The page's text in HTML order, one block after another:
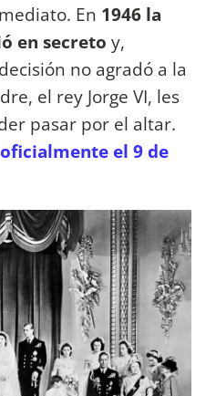
En 1946 la
en secreto y,
no agradó a la
el rey Jorge VI, les
pasar por el altar.
el 9 de